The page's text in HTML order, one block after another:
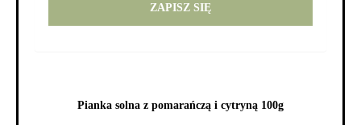
ZAPISZ SIĘ
Pianka solna z pomarańczą i cytryną 100g